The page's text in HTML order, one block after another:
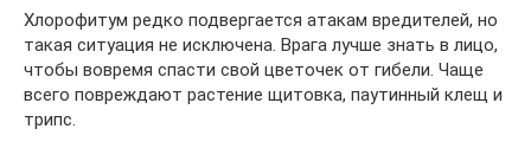
Хлорофитум редко подвергается атакам вредителей, но
такая ситуация не исключена. Врага лучше знать в лицо,
чтобы вовремя спасти свой цветочек от гибели. Чаще
всего повреждают растение щитовка, паутинный клещ и
трипс.